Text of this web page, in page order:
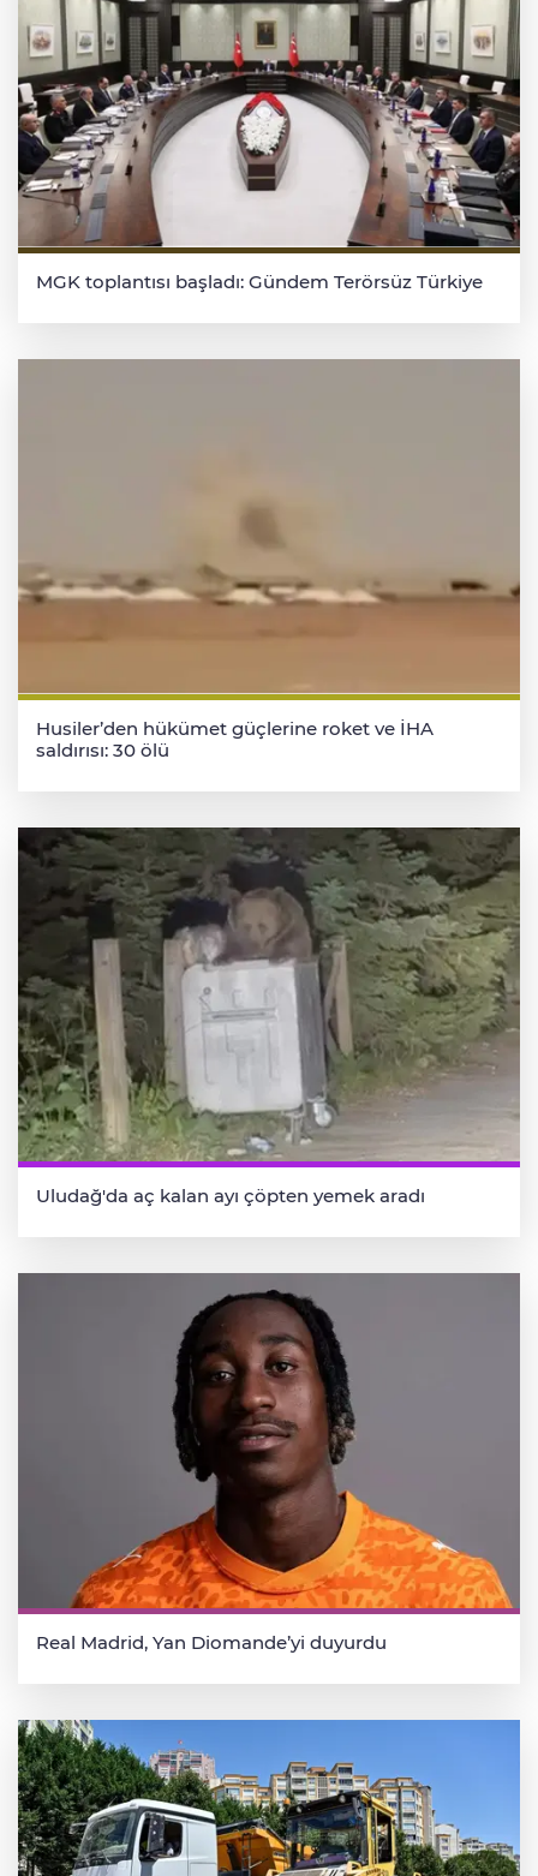
MGK toplantısı başladı: Gündem Terörsüz Türkiye
Husiler’den hükümet güçlerine roket ve İHA
saldırısı: 30 ölü
Uludağ'da aç kalan ayı çöpten yemek aradı
Real Madrid, Yan Diomande’yi duyurdu